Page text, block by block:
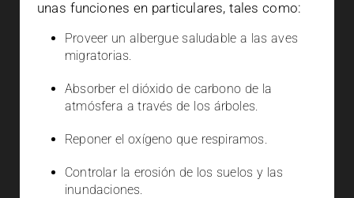
unas funciones en particulares, tales como:
Proveer un albergue saludable a las aves
migratorias.
Absorber el dióxido de carbono de la
atmósfera a través de los árboles.
Reponer el oxígeno que respiramos.
Controlar la erosión de los suelos y las
inundaciones.